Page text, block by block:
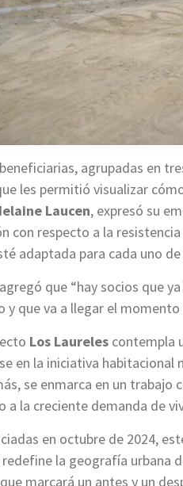
agrupadas en
les permitió visualizar
Laucen, expresó su
con respecto a la
adaptada para cada uno de
que “hay socios que
y que va a llegar el
Los Laureles contempla
en la iniciativa habitacional
se enmarca en un
a la creciente demanda de
en octubre de 2024,
la geografía urbana
marcará un antes y un